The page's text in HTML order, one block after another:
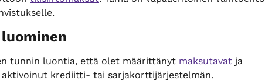
tunnin luontia, että olet määrittänyt maksutavat ja
krediitti- tai sarjakorttijärjestelmän.